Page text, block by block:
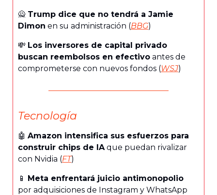
🙅 Trump dice que no tendrá a Jamie
Dimon en su administración (BBG)
💸 Los inversores de capital privado
buscan reembolsos en efectivo antes de
comprometerse con nuevos fondos (WSJ)
Tecnología
🤖 Amazon intensifica sus esfuerzos para
construir chips de IA que puedan rivalizar
con Nvidia (FT)
📱 Meta enfrentará juicio antimonopolio
por adquisiciones de Instagram y WhatsApp